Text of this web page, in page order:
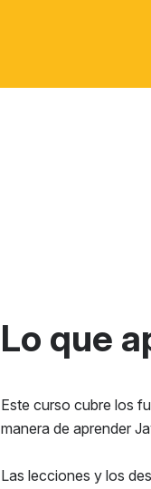
Lo que
Este curso cubre los
manera de aprender
Las lecciones y los